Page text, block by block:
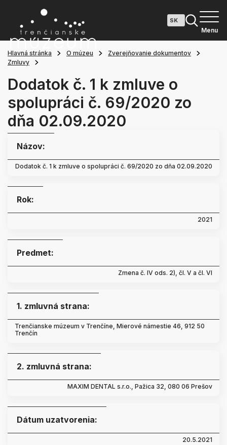
Menu
Hlavná stránka O múzeu
Zverejňovanie dokumentov
Zmluvy
Dodatok č. 1 k zmluve o
spolupráci č. 69/2020 zo
dňa 02.09.2020
Názov:
Dodatok č. 1 k zmluve o spolupráci č. 69/2020 zo dňa 02.09.2020
Rok:
2021
Predmet:
Zmena č. IV ods. 2), čl. V a čl. VI
1. zmluvná strana:
Trenčianske múzeum v Trenčíne, Mierové námestie 46, 912 50
Trenčín
2. zmluvná strana:
MAXIM DENTAL s.r.o., Pažica 32, 080 06 Prešov
Dátum uzatvorenia:
20.5.2021